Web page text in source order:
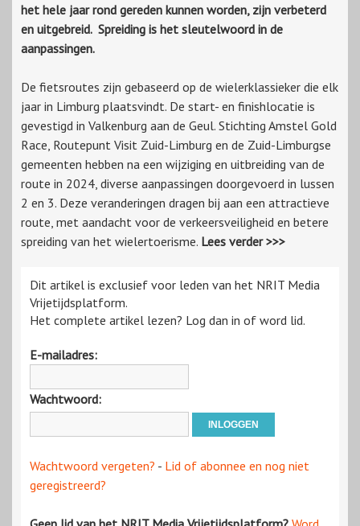
het hele jaar rond gereden kunnen worden, zijn verbeterd
en uitgebreid. Spreiding is het sleutelwoord in de
aanpassingen.
De fietsroutes zijn gebaseerd op de wielerklassieker die elk
jaar in Limburg plaatsvindt. De start- en finishlocatie is
gevestigd in Valkenburg aan de Geul. Stichting Amstel Gold
Race, Routepunt Visit Zuid-Limburg en de Zuid-Limburgse
gemeenten hebben na een wijziging en uitbreiding van de
route in 2024, diverse aanpassingen doorgevoerd in lussen
2 en 3. Deze veranderingen dragen bij aan een attractieve
route, met aandacht voor de verkeersveiligheid en betere
spreiding van het wielertoerisme. Lees verder >>>
Dit artikel is exclusief voor leden van het NRIT Media
Vrijetijdsplatform.
Het complete artikel lezen? Log dan in of word lid.
E-mailadres:
Wachtwoord:
Wachtwoord vergeten? - Lid of abonnee en nog niet
geregistreerd?